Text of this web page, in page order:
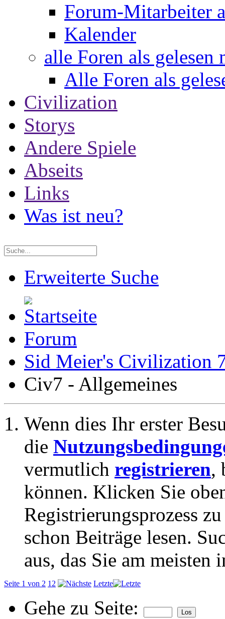
Forum-Mitarbeiter
Kalender
alle Foren als gelesen
Alle Foren als
Civilization
Storys
Andere Spiele
Abseits
Links
Was ist neu?
Erweiterte Suche
Forum
Sid Meier's Civilization
Civ7 - Allgemeines
Wenn dies Ihr erster
die
vermutlich registrieren,
können. Klicken Sie
Registrierungsprozess
schon Beiträge lesen.
aus, das Sie am meisten
Seite 1 von 2 1 2 Letzte
Gehe zu Seite: